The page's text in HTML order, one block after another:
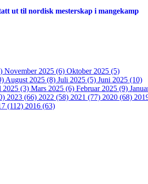
ut til nordisk mesterskap i mangekamp
November 2025 (6) Oktober 2025 (5)
August 2025 (8) Juli 2025 (5) Juni 2025 (10)
2025 (3) Mars 2025 (6) Februar 2025 (9)
2023 (66) 2022 (58) 2021 (77) 2020 (68)
(112) 2016 (63)